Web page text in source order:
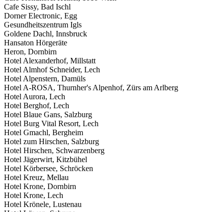
Cafe Sissy, Bad Ischl
Dorner Electronic, Egg
Gesundheitszentrum Igls
Goldene Dachl, Innsbruck
Hansaton Hörgeräte
Heron, Dornbirn
Hotel Alexanderhof, Millstatt
Hotel Almhof Schneider, Lech
Hotel Alpenstern, Damüls
Hotel A-ROSA, Thurnher's Alpenhof, Zürs am Arlberg
Hotel Aurora, Lech
Hotel Berghof, Lech
Hotel Blaue Gans, Salzburg
Hotel Burg Vital Resort, Lech
Hotel Gmachl, Bergheim
Hotel zum Hirschen, Salzburg
Hotel Hirschen, Schwarzenberg
Hotel Jägerwirt, Kitzbühel
Hotel Körbersee, Schröcken
Hotel Kreuz, Mellau
Hotel Krone, Dornbirn
Hotel Krone, Lech
Hotel Krönele, Lustenau